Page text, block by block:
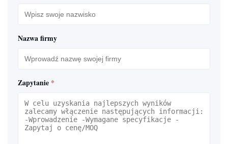
Nazwa firmy
Zapytanie *